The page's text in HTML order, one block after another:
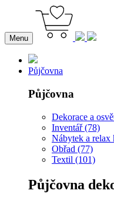
Menu
Půjčovna
Půjčovna
Dekorace a
Inventář (78)
Nábytek a relax
Obřad (77)
Textil (101)
Půjčovna